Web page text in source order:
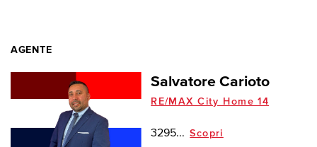
AGENTE
Salvatore Carioto
RE/MAX City Home 14
3295... Scopri